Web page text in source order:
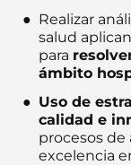
Realizar
salud
para
ámbito
Uso de
calidad e
procesos de
excelencia